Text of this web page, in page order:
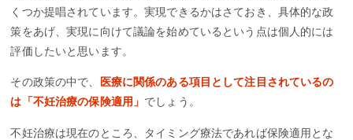
くつか提唱されています。実現できるかはさておき、具体的な政
策をあげ、実現に向けて議論を始めているという点は個人的には
評価したいと思います。
その政策の中で、
医療に関係のある項目として注目されているの
は「不妊治療の保険適用」 でしょう。
不妊治療は現在のところ、タイミング療法であれば保険適用とな